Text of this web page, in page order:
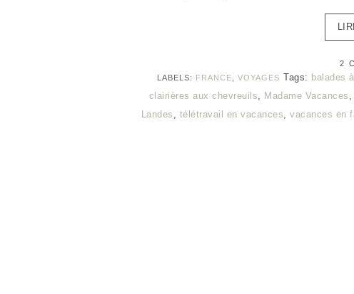
2
LABELS: FRANCE VOYAGES Tags: balades
clairières aux chevreuils, Madame Vacances ,
Landes , télétravail en vacances,vacances en